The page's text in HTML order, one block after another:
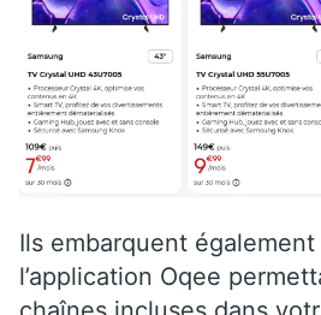
Ils embarquent
l’application Oqee